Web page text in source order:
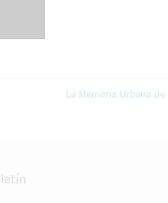
La Memoria Urbana